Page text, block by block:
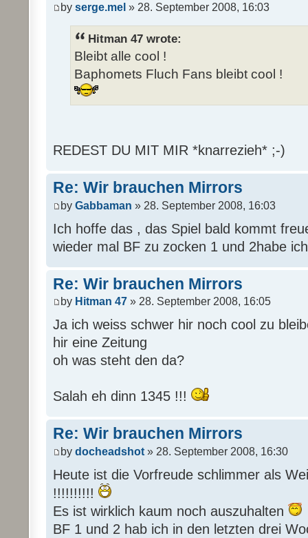
by serge.mel » 28. September 2008, 16:03
Hitman 47 wrote:
Bleibt alle cool !
Baphomets Fluch Fans bleibt cool !
REDEST DU MIT MIR *knarrezieh* ;-)
Re: Wir brauchen Mirrors
by Gabbaman » 28. September 2008, 16:03
Ich hoffe das , das Spiel bald kommt
wieder mal BF zu zocken 1 und 2habe
Re: Wir brauchen Mirrors
by Hitman 47 » 28. September 2008, 16:05
Ja ich weiss schwer hir noch cool zu
hir eine Zeitung
oh was steht den da?
Salah eh dinn 1345 !!!
Re: Wir brauchen Mirrors
by docheadshot » 28. September 2008, 16:30
Heute ist die Vorfreude schlimmer als
!!!!!!!!!!
Es ist wirklich kaum noch auszuhalten
BF 1 und 2 hab ich in den letzten drei